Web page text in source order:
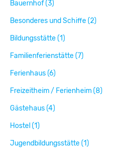
Bauernhof (3)
Besonderes und Schiffe (2)
Bildungsstätte (1)
Familienferienstätte (7)
Ferienhaus (6)
Freizeitheim / Ferienheim (8)
Gästehaus (4)
Hostel (1)
Jugendbildungsstätte (1)